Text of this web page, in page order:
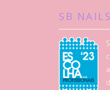
SB NAILS